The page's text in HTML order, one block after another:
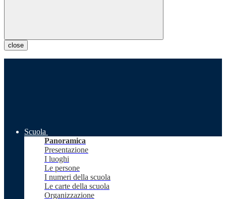
close
Scuola
Panoramica
Presentazione
I luoghi
Le persone
I numeri della scuola
Le carte della scuola
Organizzazione